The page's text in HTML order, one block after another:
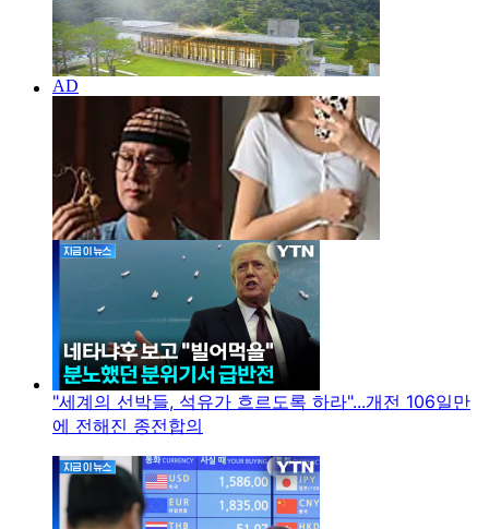
"세계의 선박들, 석유가 흐르도록 하라"...개전 106일만
에 전해진 종전합의